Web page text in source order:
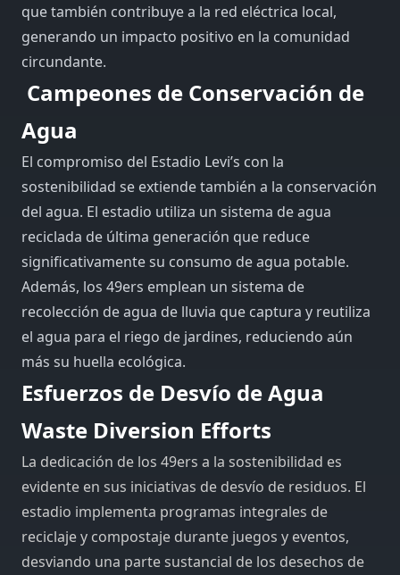
que también contribuye a la red eléctrica local,
generando un impacto positivo en la comunidad
circundante.
Campeones de Conservación de
Agua
El compromiso del Estadio Levi’s con la
sostenibilidad se extiende también a la conservación
del agua. El estadio utiliza un sistema de agua
reciclada de última generación que reduce
significativamente su consumo de agua potable.
Además, los 49ers emplean un sistema de
recolección de agua de lluvia que captura y reutiliza
el agua para el riego de jardines, reduciendo aún
más su huella ecológica.
Esfuerzos de Desvío de Agua
Waste Diversion Efforts
La dedicación de los 49ers a la sostenibilidad es
evidente en sus iniciativas de desvío de residuos. El
estadio implementa programas integrales de
reciclaje y compostaje durante juegos y eventos,
desviando una parte sustancial de los desechos de